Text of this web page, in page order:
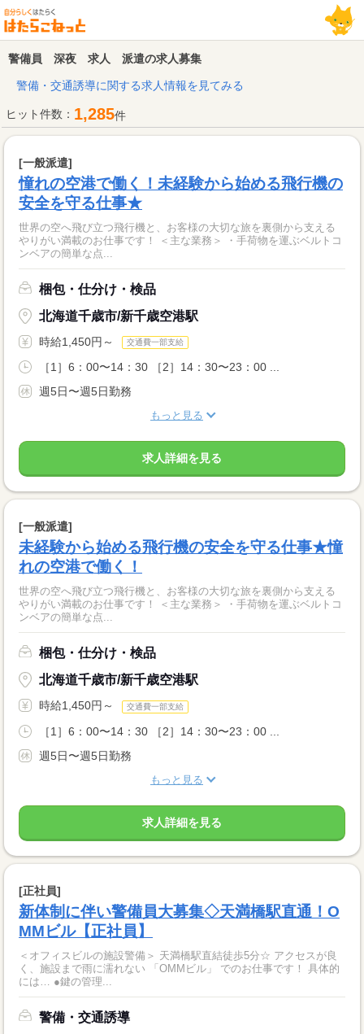
警備員 深夜 求人 派遣の求人募集
警備・交通誘導に関する求人情報を見てみる
ヒット件数： 1,285件
[一般派遣]
憧れの空港で働く！未経験から始める飛行機の
安全を守る仕事★
世界の空へ飛び立つ飛行機と、お客様の大切な旅を裏側から支える
やりがい満載のお仕事です！ ＜主な業務＞ ・手荷物を運ぶベルトコ
ンベアの簡単な点...
梱包・仕分け・検品
北海道千歳市/新千歳空港駅
時給1,450円～ 交通費一部支給
［1］6：00〜14：30 ［2］14：30〜23：00 ...
週5日〜週5日勤務
もっと見る
求人詳細を見る
[一般派遣]
未経験から始める飛行機の安全を守る仕事★憧
れの空港で働く！
世界の空へ飛び立つ飛行機と、お客様の大切な旅を裏側から支える
やりがい満載のお仕事です！ ＜主な業務＞ ・手荷物を運ぶベルトコ
ンベアの簡単な点...
梱包・仕分け・検品
北海道千歳市/新千歳空港駅
時給1,450円～ 交通費一部支給
［1］6：00〜14：30 ［2］14：30〜23：00 ...
週5日〜週5日勤務
もっと見る
求人詳細を見る
[正社員]
新体制に伴い警備員大募集◇天満橋駅直通！O
MMビル【正社員】
＜オフィスビルの施設警備＞ 天満橋駅直結徒歩5分☆ アクセスが良
く、施設まで雨に濡れない 「OMMビル」 でのお仕事です！ 具体的
には… ●鍵の管理...
警備・交通誘導